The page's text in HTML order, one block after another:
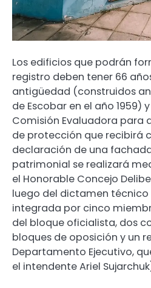
Los edificios que podrán
registro deben tener 66
antigüedad (construidos
de Escobar en el año 1959)
Comisión Evaluadora para
de protección que recibirá
declaración de una
patrimonial se realizará
el Honorable Concejo
luego del dictamen técnico
integrada por cinco
del bloque oficialista, dos
bloques de oposición y un
Departamento Ejecutivo,
el intendente Ariel